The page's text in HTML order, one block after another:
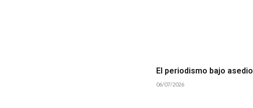
El periodismo bajo asedio
06/07/2026